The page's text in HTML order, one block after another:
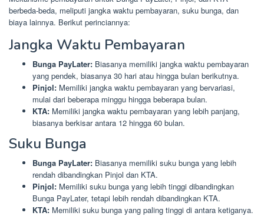
berbeda-beda, meliputi jangka waktu pembayaran, suku bunga, dan
biaya lainnya. Berikut perinciannya:
Jangka Waktu Pembayaran
Bunga PayLater: Biasanya memiliki jangka waktu pembayaran
yang pendek, biasanya 30 hari atau hingga bulan berikutnya.
Pinjol: Memiliki jangka waktu pembayaran yang bervariasi,
mulai dari beberapa minggu hingga beberapa bulan.
KTA: Memiliki jangka waktu pembayaran yang lebih panjang,
biasanya berkisar antara 12 hingga 60 bulan.
Suku Bunga
Bunga PayLater: Biasanya memiliki suku bunga yang lebih
rendah dibandingkan Pinjol dan KTA.
Pinjol: Memiliki suku bunga yang lebih tinggi dibandingkan
Bunga PayLater, tetapi lebih rendah dibandingkan KTA.
KTA: Memiliki suku bunga yang paling tinggi di antara ketiganya.